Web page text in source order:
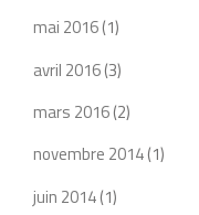
mai 2016(1)
avril 2016(3)
mars 2016(2)
novembre 2014(1)
juin 2014(1)